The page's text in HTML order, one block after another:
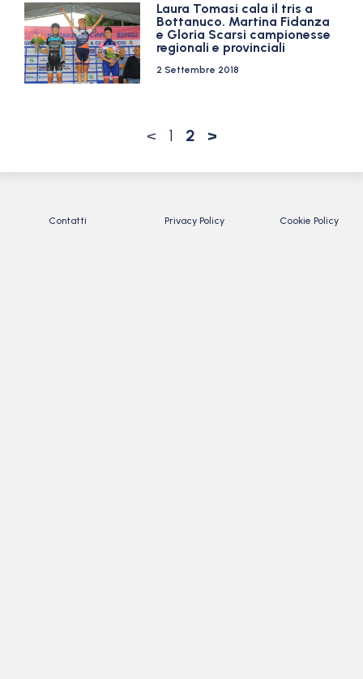
Laura Tomasi cala il tris a
Bottanuco. Martina Fidanza
e Gloria Scarsi campionesse
regionali e provinciali
2 Settembre 2018
< 1 2 >
Contatti Privacy Policy Cookie Policy